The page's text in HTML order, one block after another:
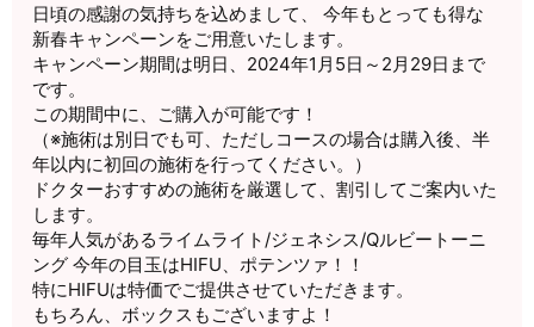
日頃の感謝の気持ちを込めまして、 今年もとっても得な
新春キャンペーンをご用意いたします。
キャンペーン期間は明日、2024年1月5日～2月29日まで
です。
この期間中に、ご購入が可能です！
（※施術は別日でも可、ただしコースの場合は購入後、半
年以内に初回の施術を行ってください。）
ドクターおすすめの施術を厳選して、割引してご案内いた
します。
毎年人気があるライムライト/ジェネシス/Qルビートーニ
ング 今年の目玉はHIFU、ポテンツァ！！
特にHIFUは特価でご提供させていただきます。
もちろん、ボックスもございますよ！